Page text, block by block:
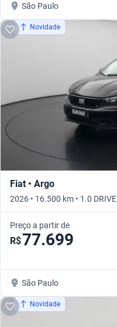
São Paulo
Novidade
Fiat • Argo
2026 • 16.500 km • 1.0 DRIVE
Preço a partir de
R$77.699
São Paulo
Novidade